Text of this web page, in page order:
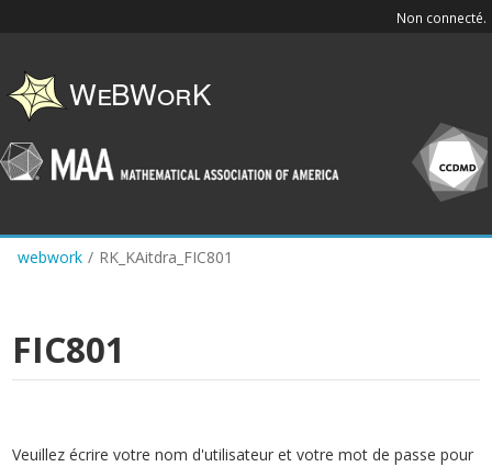
content
Non connecté.
webwork / RK_KAitdra_FIC801
FIC801
Veuillez écrire votre nom d'utilisateur et votre mot de passe pour